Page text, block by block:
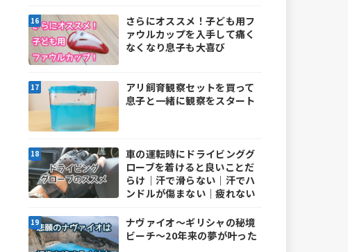
さらにオススメ！子ども用フ
ァウルカップを入手して痛く
なくなり息子も大喜び
アリ飼育観察セットを買って
息子と一緒に観察をスタート
車の運転時にドライビンググ
ローブを着けると良いことだ
らけ｜汗で滑らない｜汗でハ
ンドルが傷まない｜疲れない
ナヴァイオ～ギリシャの秘境
ビーチ～20年来の夢が叶った